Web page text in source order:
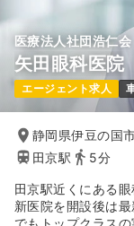
医療法人社団浩仁会
矢田眼科医院
エージェント求人
静岡県伊豆の国
田京駅
5分
田京駅近くにある
新医院を開設後は